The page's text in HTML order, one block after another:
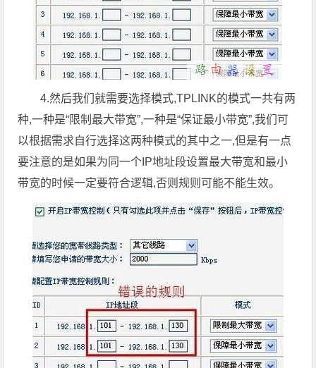
4.然后我们就需要选择模式,TPLINK的模式一共有两
种,一种是“限制最大带宽”,一种是“保证最小带宽”,我们可
以根据需求自行选择这两种模式的其中之一,但是有一点
要注意的是如果为同一个IP地址段设置最大带宽和最小
带宽的时候一定要符合逻辑,否则规则可能不能生效。